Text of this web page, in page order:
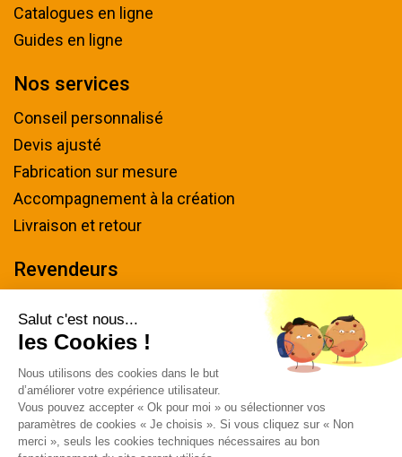
Catalogues en ligne
Guides en ligne
Nos services
Conseil personnalisé
Devis ajusté
Fabrication sur mesure
Accompagnement à la création
Livraison et retour
Revendeurs
Nous contacter
Tel : 04 94 48 50 57
Écrivez-nous
Horaires & plan d'accès
Salut c'est nous...
les Cookies !
Nous utilisons des cookies dans le but
d’améliorer votre expérience utilisateur.
Vous pouvez accepter « Ok pour moi » ou sélectionner vos
paramètres de cookies « Je choisis ». Si vous cliquez sur « Non
merci », seuls les cookies techniques nécessaires au bon